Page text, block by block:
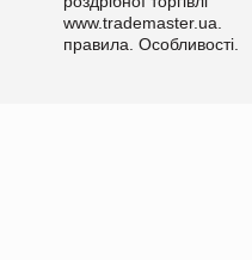
www.trademaster.ua.
правила. Особливості.